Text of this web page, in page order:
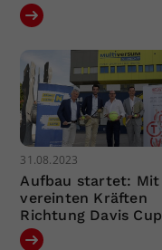
31.08.2023
Aufbau startet: Mit
vereinten Kräften
Richtung Davis Cup